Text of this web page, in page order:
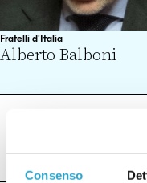
Consenso
Fratelli d'Italia
Alberto Balboni
ARTICOLI (0)